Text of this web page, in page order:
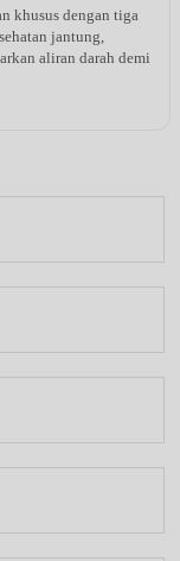
khusus dengan tiga
jantung,
aliran darah demi